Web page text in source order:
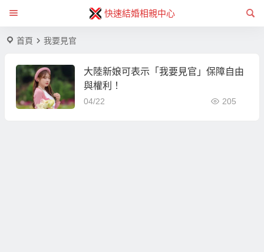
快速結婚相親中心
首頁 我要見官
大陸新娘可表示「我要見官」保障自由
與權利！
04/22 205